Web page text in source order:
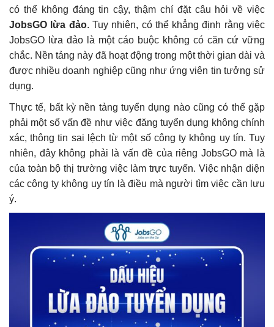
có thể không đáng tin cậy, thậm chí đặt câu hỏi về việc
JobsGO lừa đảo. Tuy nhiên, có thể khẳng định rằng việc
JobsGO lừa đảo là một cáo buộc không có căn cứ vững
chắc. Nền tảng này đã hoạt động trong một thời gian dài và
được nhiều doanh nghiệp cũng như ứng viên tin tưởng sử
dụng.
Thực tế, bất kỳ nền tảng tuyển dụng nào cũng có thể gặp
phải một số vấn đề như việc đăng tuyển dụng không chính
xác, thông tin sai lệch từ một số công ty không uy tín. Tuy
nhiên, đây không phải là vấn đề của riêng JobsGO mà là
của toàn bộ thị trường việc làm trực tuyến. Việc nhận diện
các công ty không uy tín là điều mà người tìm việc cần lưu
ý.